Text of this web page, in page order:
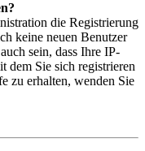
die Registrierung
keine neuen Benutzer
sein, dass Ihre IP-
dem Sie sich registrieren
zu erhalten, wenden Sie